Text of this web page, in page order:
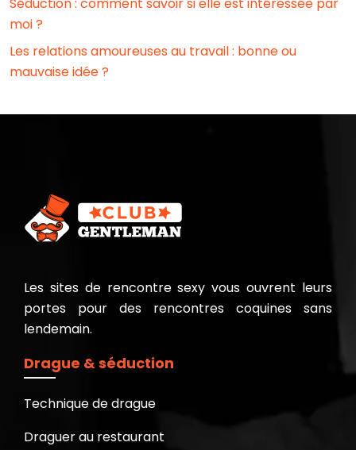
moi ?
Les relations amoureuses au travail : bonne ou
mauvaise idée ?
Les sites de rencontre sexy vous ouvrent leurs
portes pour des rencontres coquines sans
lendemain.
Drague & séduction
Technique de drague
Draguer au restaurant